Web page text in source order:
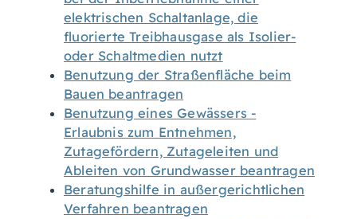
elektrischen Schaltanlage, die
fluorierte Treibhausgase als Isolier-
oder Schaltmedien nutzt
Benutzung der Straßenfläche beim
Bauen beantragen
Benutzung eines Gewässers -
Erlaubnis zum Entnehmen,
Zutagefördern, Zutageleiten und
Ableiten von Grundwasser beantragen
Beratungshilfe in außergerichtlichen
Verfahren beantragen